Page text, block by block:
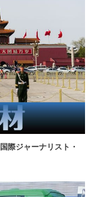
際ジャーナリスト・